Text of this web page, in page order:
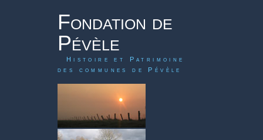
Fondation de
Pévèle
Histoire et Patrimoine
des communes de Pévèle